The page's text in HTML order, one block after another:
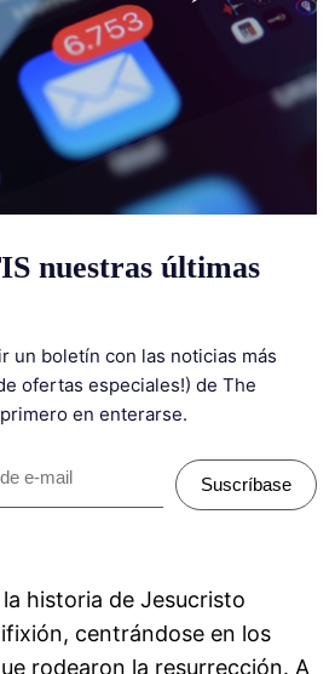
nuestras últimas
un boletín con las noticias más
ofertas especiales!) de The
en enterarse.
Suscríbase
historia de Jesucristo
centrándose en los
rodearon la resurrección. A